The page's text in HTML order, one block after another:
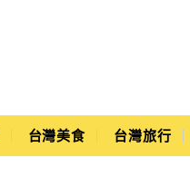
台灣美食 台灣旅行